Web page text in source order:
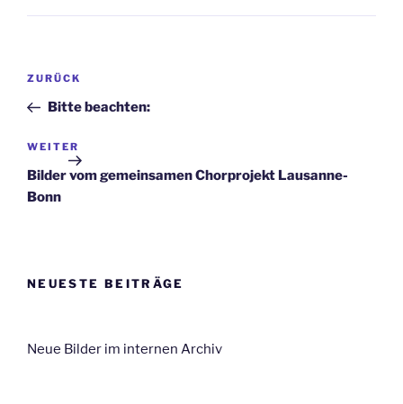
Beitragsnavigation
Vorheriger
Beitrag
ZURÜCK
Bitte beachten:
Nächster
Beitrag
WEITER
Bilder vom gemeinsamen Chorprojekt Lausanne-
Bonn
NEUESTE BEITRÄGE
Neue Bilder im internen Archiv